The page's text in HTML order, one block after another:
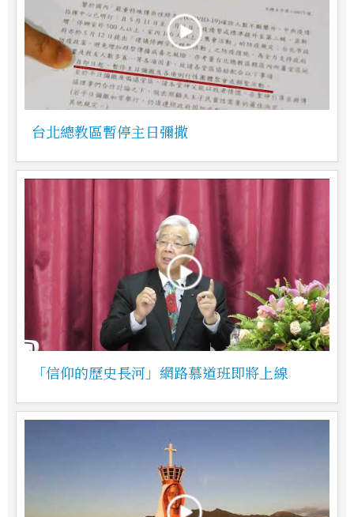
台北總教區暫停主日彌撒
「信仰的歷史長河」網路慕道班即將上線